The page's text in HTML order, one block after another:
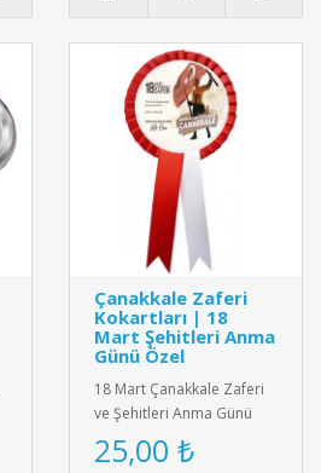
Çanakkale Zaferi
Kokartları | 18
Mart Şehitleri Anma
Günü Özel
18 Mart Çanakkale Zaferi
ve Şehitleri Anma Günü
için özel tasarlanmış
kaliteli kokart seti.
25,00 ₺